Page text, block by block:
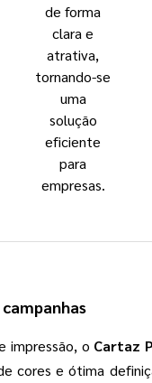
de forma
clara e
atrativa,
tornando-se
uma
solução
eficiente
para
empresas.
impressão, o Cartaz
cores e ótima